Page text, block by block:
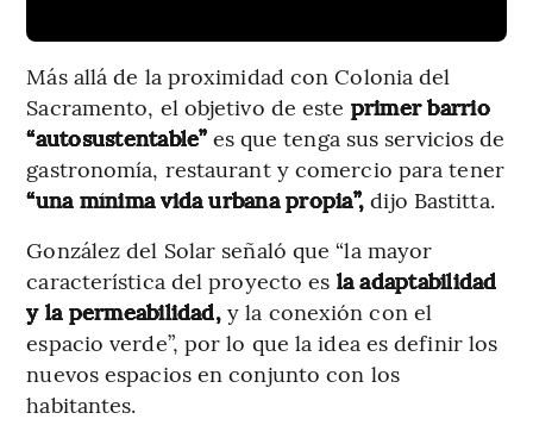
Más allá de la proximidad con Colonia del
Sacramento, el objetivo de este primer barrio
“autosustentable”es que tenga sus servicios de
gastronomía, restaurant y comercio para tener
“una mínima vida urbana propia”,dijo Bastitta.
González del Solar señaló que “la mayor
característica del proyecto es la adaptabilidad
y la permeabilidad,y la conexión con el
espacio verde”, por lo que la idea es definir los
nuevos espacios en conjunto con los
habitantes.